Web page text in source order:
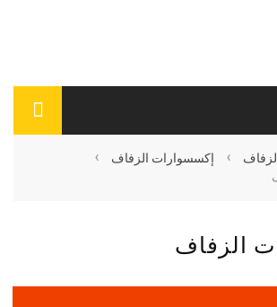
› إكسسوارات الزفاف ›
الزفاف